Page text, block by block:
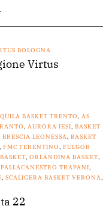
BOLOGNA
Virtus
BASKET TRENTO, AS
, AURORA JESI, BASKET
BRESCIA LEONESSA, BASKET
, FMC FERENTINO, FULGOR
, ORLANDINA BASKET,
PALLACANESTRO TRAPANI,
, SCALIGERA BASKET VERONA,
22